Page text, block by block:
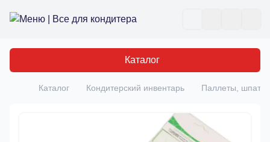
Все для кондитера
Каталог
Главная
Каталог Кондитерский инвентарь Паллеты,